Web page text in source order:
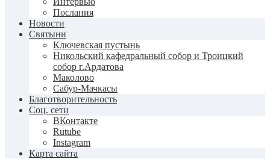
Послания
Новости
Святыни
Ключевская пустынь
Никольский кафедральный собор и Троицкий
собор г.Ардатова
Маколово
Сабур-Мачкасы
Благотворительность
Соц. сети
ВКонтакте
Rutube
Instagram
Карта сайта